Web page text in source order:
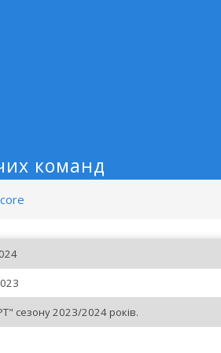
команд
сезону 2023/2024 років.